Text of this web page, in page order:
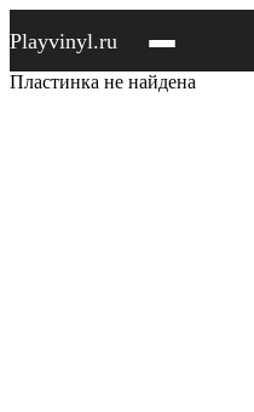
Playvinyl.ru
Пластинка не найдена